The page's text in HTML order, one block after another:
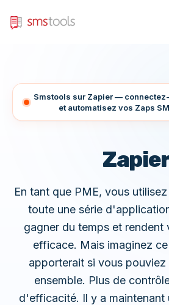
Smstools sur Zapier —
et automatisez vos Zaps
En tant que PME, vous
toute une série
gagner du temps et rendent
efficace. Mais imaginez
apporterait si vous pouviez
ensemble. Plus de
d'efficacité. Il y a maintenant